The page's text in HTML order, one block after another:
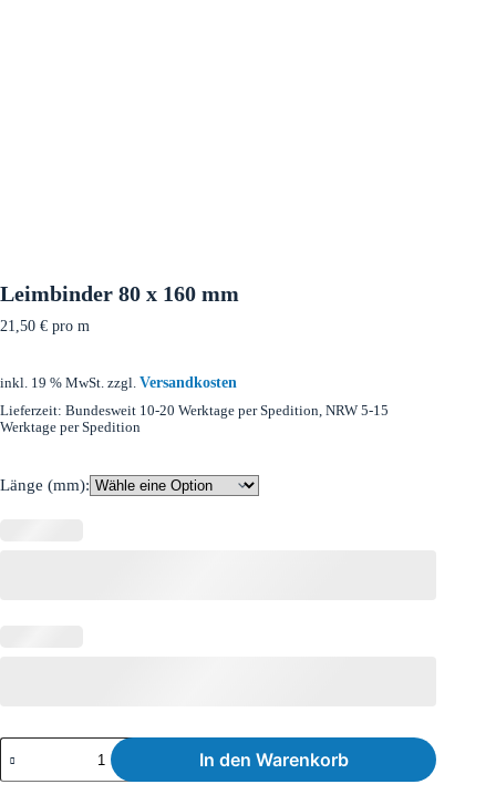
Leimbinder 80 x 160 mm
21,50 € pro m
inkl. 19 % MwSt. zzgl. Versandkosten
Lieferzeit: Bundesweit 10-20 Werktage per Spedition, NRW 5-15
Werktage per Spedition
Länge (mm):
In den Warenkorb